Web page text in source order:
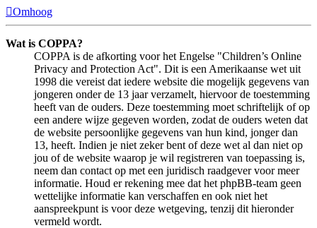
Omhoog
Wat is COPPA?
COPPA is de afkorting voor het Engelse "Children’s Online
Privacy and Protection Act". Dit is een Amerikaanse wet uit
1998 die vereist dat iedere website die mogelijk gegevens van
jongeren onder de 13 jaar verzamelt, hiervoor de toestemming
heeft van de ouders. Deze toestemming moet schriftelijk of op
een andere wijze gegeven worden, zodat de ouders weten dat
de website persoonlijke gegevens van hun kind, jonger dan
13, heeft. Indien je niet zeker bent of deze wet al dan niet op
jou of de website waarop je wil registreren van toepassing is,
neem dan contact op met een juridisch raadgever voor meer
informatie. Houd er rekening mee dat het phpBB-team geen
wettelijke informatie kan verschaffen en ook niet het
aanspreekpunt is voor deze wetgeving, tenzij dit hieronder
vermeld wordt.